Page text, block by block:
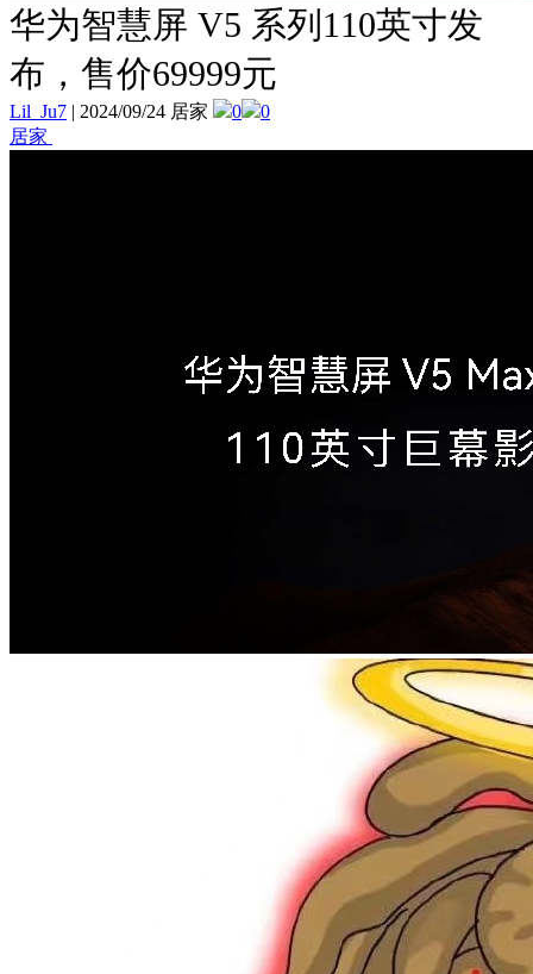
华为智慧屏 V5 系列110英寸发
布，售价69999元
Lil_Ju7 | 2024/09/24 居家 0
0
居家